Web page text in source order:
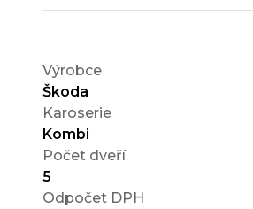
Výrobce
Škoda
Karoserie
Kombi
Počet dveří
5
Odpočet DPH